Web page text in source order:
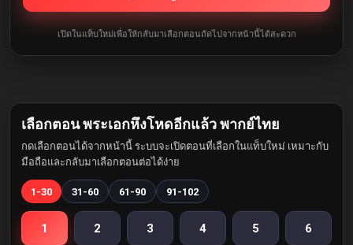
เปิดในแท็บใหม่เพื่อให้กลับมาเลือกตอนถัดไปจากหน้านี้ได้สะดวก
เลือกตอน พระเอกหึงโหดอีกแล้ว พากย์ไทย
กดเลือกตอนได้จากหน้านี้ ระบบจะเปิดตอนที่เลือกในแท็บใหม่ เหมาะกับ
มือถือและกลับมาเลือกตอนต่อได้ง่าย
1-30 31-60 61-90 91-102
1 2 3 4 5 6